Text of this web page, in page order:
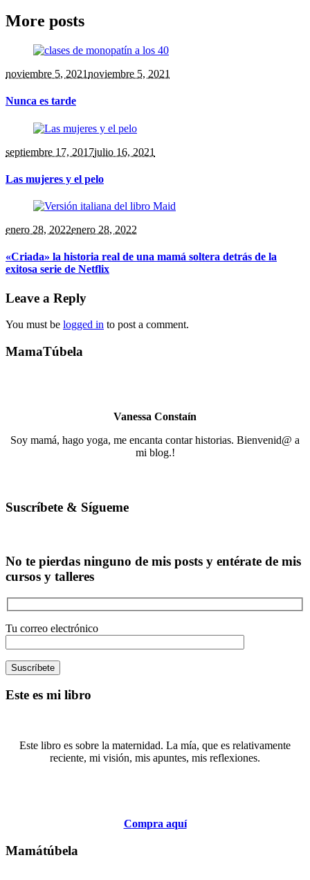
More posts
noviembre 5, 2021noviembre 5, 2021
Nunca es tarde
septiembre 17, 2017julio 16, 2021
Las mujeres y el pelo
enero 28, 2022enero 28, 2022
«Criada» la historia real de una mamá soltera detrás de la
exitosa serie de Netflix
Leave a Reply
You must be logged in to post a comment.
MamaTúbela
Vanessa Constaín
Soy mamá, hago yoga, me encanta contar historias. Bienvenid@ a
mi blog.!
Suscríbete & Sígueme
No te pierdas ninguno de mis posts y entérate de mis
cursos y talleres
Tu correo electrónico
Este es mi libro
Este libro es sobre la maternidad. La mía, que es relativamente
reciente, mi visión, mis apuntes, mis reflexiones.
Compra aquí
Mamátúbela